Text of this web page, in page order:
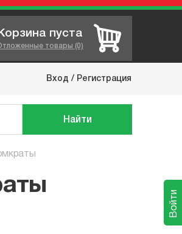
Корзина пуста
товары (0)
Вход / Регистрация
Найти
Войти